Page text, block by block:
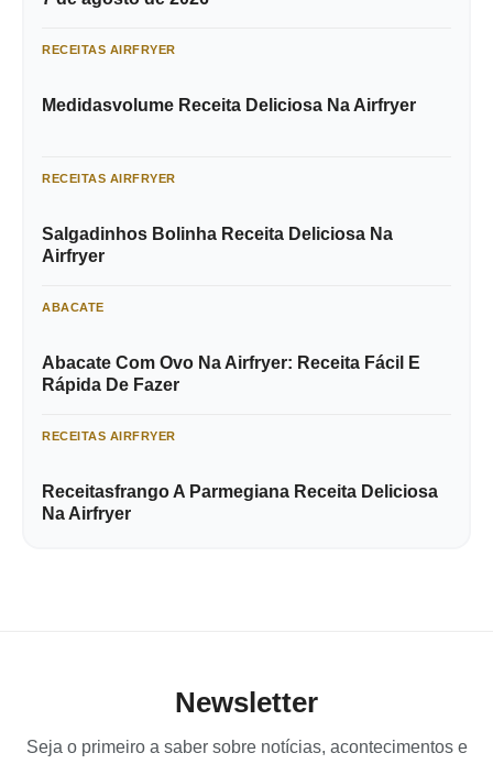
RECEITAS AIRFRYER
Medidasvolume Receita Deliciosa Na Airfryer
RECEITAS AIRFRYER
Salgadinhos Bolinha Receita Deliciosa Na
Airfryer
ABACATE
Abacate Com Ovo Na Airfryer: Receita Fácil E
Rápida De Fazer
RECEITAS AIRFRYER
Receitasfrango A Parmegiana Receita Deliciosa
Na Airfryer
Newsletter
Seja o primeiro a saber sobre notícias, acontecimentos e